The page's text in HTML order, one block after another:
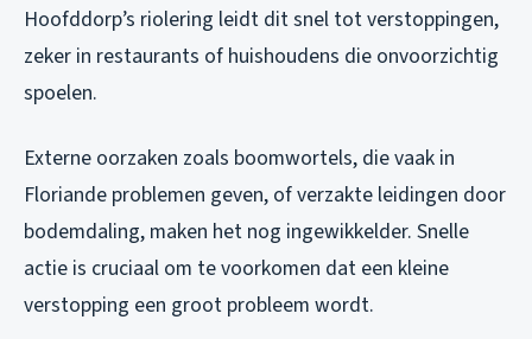
Hoofddorp’s riolering leidt dit snel tot verstoppingen,
zeker in restaurants of huishoudens die onvoorzichtig
spoelen.
Externe oorzaken zoals boomwortels, die vaak in
Floriande problemen geven, of verzakte leidingen door
bodemdaling, maken het nog ingewikkelder. Snelle
actie is cruciaal om te voorkomen dat een kleine
verstopping een groot probleem wordt.